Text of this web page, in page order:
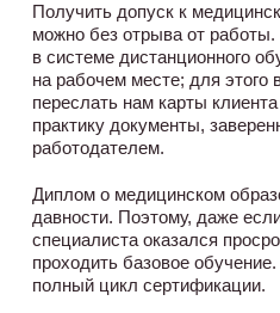
Получить допуск к
можно без отрыва от
в системе дистанционного
на рабочем месте; для этого
переслать нам карты
практику документы,
работодателем.
Диплом о медицинском
давности. Поэтому, даже
специалиста оказался
проходить базовое
полный цикл сертификации.